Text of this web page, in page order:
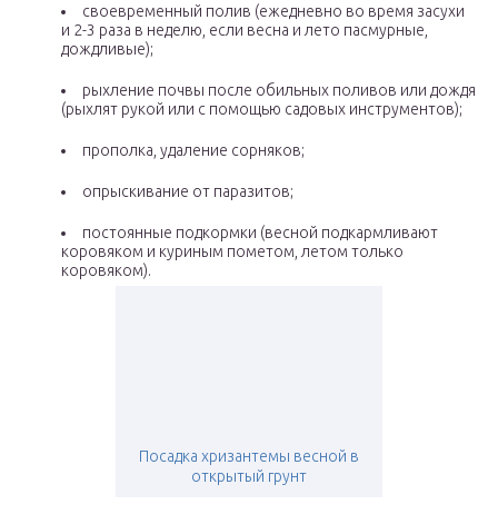
своевременный полив (ежедневно во время засухи
и 2-3 раза в неделю, если весна и лето пасмурные,
дождливые);
рыхление почвы после обильных поливов или дождя
(рыхлят рукой или с помощью садовых инструментов);
прополка, удаление сорняков;
опрыскивание от паразитов;
постоянные подкормки (весной подкармливают
коровяком и куриным пометом, летом только
коровяком).
Посадка хризантемы весной в
открытый грунт